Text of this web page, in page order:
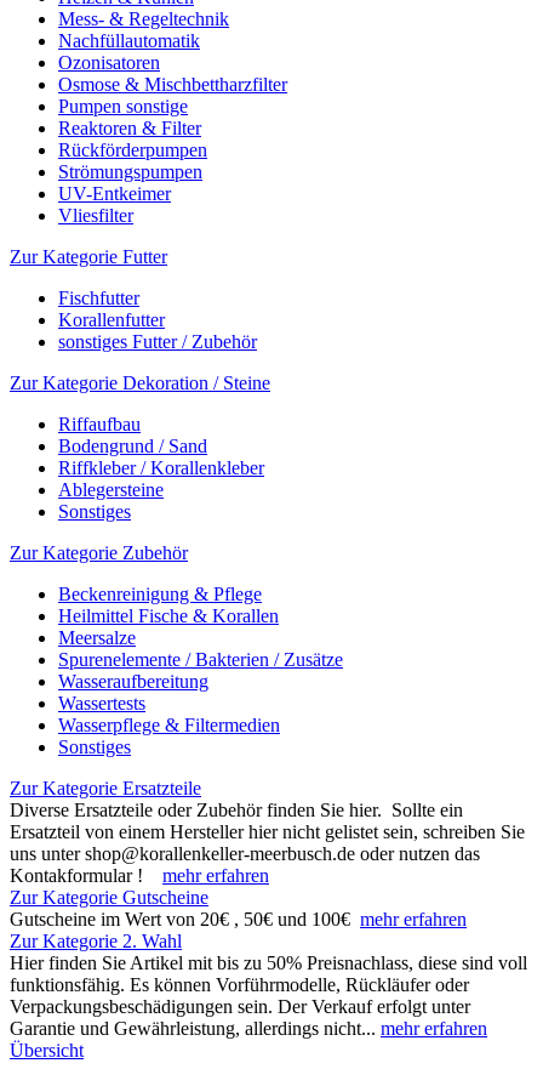
Mess- & Regeltechnik
Nachfüllautomatik
Ozonisatoren
Osmose & Mischbettharzfilter
Pumpen sonstige
Reaktoren & Filter
Rückförderpumpen
Strömungspumpen
UV-Entkeimer
Vliesfilter
Zur Kategorie Futter
Fischfutter
Korallenfutter
sonstiges Futter / Zubehör
Zur Kategorie Dekoration / Steine
Riffaufbau
Bodengrund / Sand
Riffkleber / Korallenkleber
Ablegersteine
Sonstiges
Zur Kategorie Zubehör
Beckenreinigung & Pflege
Heilmittel Fische & Korallen
Meersalze
Spurenelemente / Bakterien / Zusätze
Wasseraufbereitung
Wassertests
Wasserpflege & Filtermedien
Sonstiges
Zur Kategorie Ersatzteile
Diverse Ersatzteile oder Zubehör finden Sie hier. Sollte ein
Ersatzteil von einem Hersteller hier nicht gelistet sein, schreiben Sie
uns unter shop@korallenkeller-meerbusch.de oder nutzen das
Kontakformular ! mehr erfahren
Zur Kategorie Gutscheine
Gutscheine im Wert von 20€ , 50€ und 100€ mehr erfahren
Zur Kategorie 2. Wahl
Hier finden Sie Artikel mit bis zu 50% Preisnachlass, diese sind voll
funktionsfähig. Es können Vorführmodelle, Rückläufer oder
Verpackungsbeschädigungen sein. Der Verkauf erfolgt unter
Garantie und Gewährleistung, allerdings nicht... mehr erfahren
Übersicht